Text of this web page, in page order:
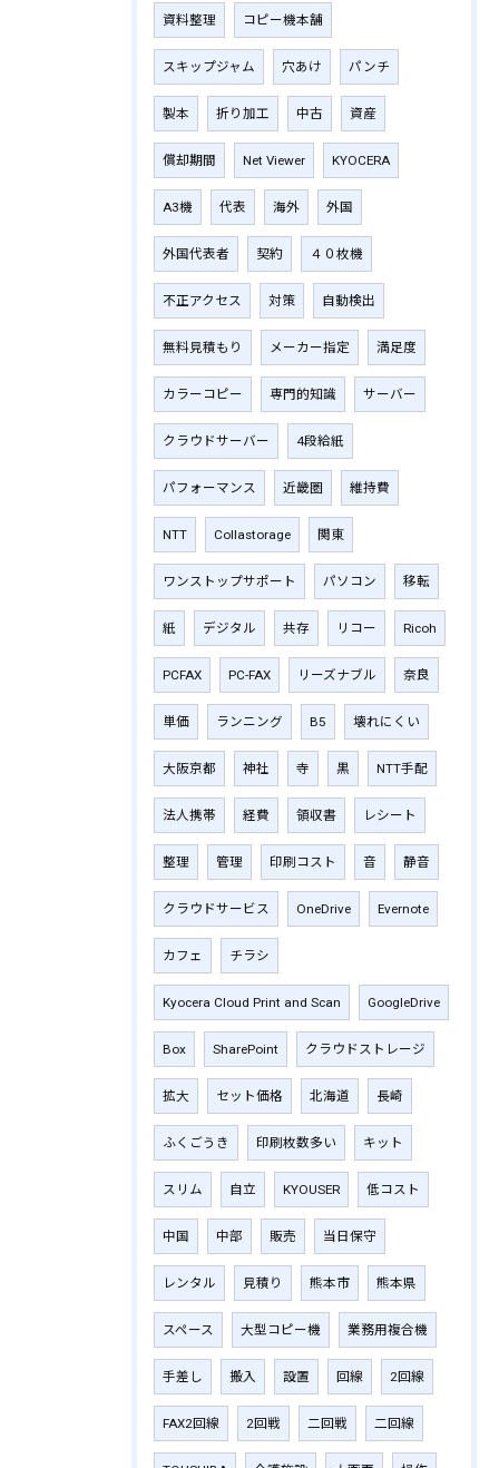
資料整理 コピー機本舗
スキップジャム 穴あけ パンチ
製本 折り加工 中古 資産
償却期間 Net Viewer KYOCERA
A3機 代表 海外 外国
外国代表者 契約 ４０枚機
不正アクセス 対策 自動検出
無料見積もり メーカー指定 満足度
カラーコピー 専門的知識 サーバー
クラウドサーバー 4段給紙
パフォーマンス 近畿圏 維持費
NTT Collastorage 関東
ワンストップサポート パソコン 移転
紙 デジタル 共存 リコー Ricoh
PCFAX PC-FAX リーズナブル 奈良
単価 ランニング B5 壊れにくい
大阪京都 神社 寺 黒 NTT手配
法人携帯 経費 領収書 レシート
整理 管理 印刷コスト 音 静音
クラウドサービス OneDrive Evernote
カフェ チラシ
Kyocera Cloud Print and Scan GoogleDrive
Box SharePoint クラウドストレージ
拡大 セット価格 北海道 長崎
ふくごうき 印刷枚数多い キット
スリム 自立 KYOUSER 低コスト
中国 中部 販売 当日保守
レンタル 見積り 熊本市 熊本県
スペース 大型コピー機 業務用複合機
手差し 搬入 設置 回線 2回線
FAX2回線 2回戦 二回戦 二回線